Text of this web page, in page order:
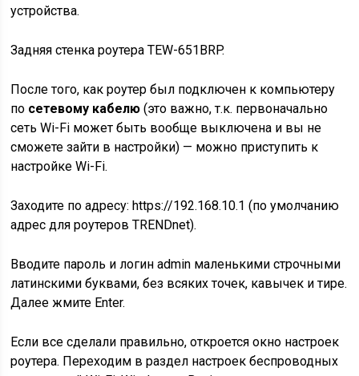
устройства.
Задняя стенка роутера TEW-651BRP.
После того, как роутер был подключен к компьютеру
по сетевому кабелю (это важно, т.к. первоначально
сеть Wi-Fi может быть вообще выключена и вы не
сможете зайти в настройки) — можно приступить к
настройке Wi-Fi.
Заходите по адресу: https://192.168.10.1 (по умолчанию
адрес для роутеров TRENDnet).
Вводите пароль и логин admin маленькими строчными
латинскими буквами, без всяких точек, кавычек и тире.
Далее жмите Enter.
Если все сделали правильно, откроется окно настроек
роутера. Переходим в раздел настроек беспроводных